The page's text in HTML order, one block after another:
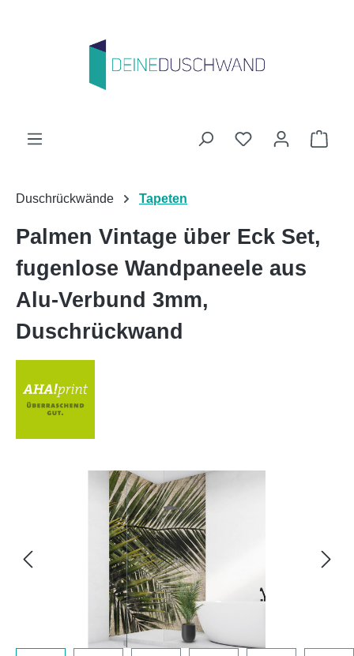
Du hast 0
Duschrückwände Tapeten
Palmen Vintage über Eck Set,
fugenlose Wandpaneele aus
Alu-Verbund 3mm,
Duschrückwand